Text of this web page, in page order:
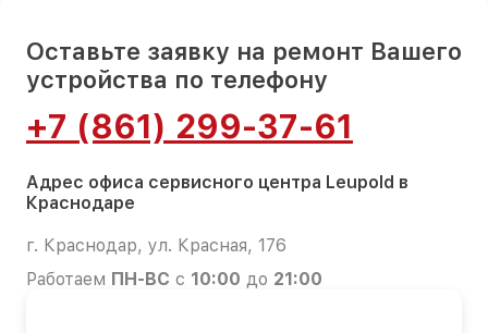
Оставьте заявку на ремонт Вашего
устройства по телефону
+7 (861) 299-37-61
Адрес офиса сервисного центра Leupold в
Краснодаре
г. Краснодар, ул. Красная, 176
Работаем ПН-ВС с 10:00 до 21:00